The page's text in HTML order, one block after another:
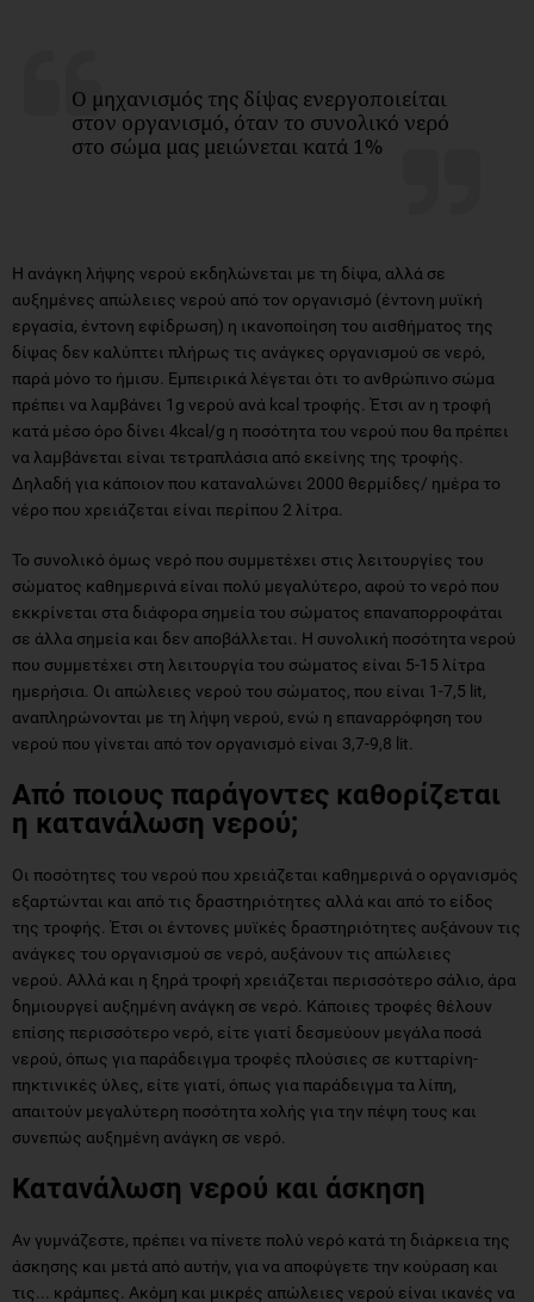
Ο μηχανισμός της δίψας ενεργοποιείται
στον οργανισμό, όταν το συνολικό νερό
στο σώμα μας μειώνεται κατά 1%
Η ανάγκη λήψης νερού εκδηλώνεται με τη δίψα, αλλά σε
αυξημένες απώλειες νερού από τον οργανισμό (έντονη μυϊκή
εργασία, έντονη εφίδρωση) η ικανοποίηση του αισθήματος της
δίψας δεν καλύπτει πλήρως τις ανάγκες οργανισμού σε νερό,
παρά μόνο το ήμισυ. Εμπειρικά λέγεται ότι το ανθρώπινο σώμα
πρέπει να λαμβάνει 1g νερού ανά kcal τροφής. Έτσι αν η τροφή
κατά μέσο όρο δίνει 4kcal/g η ποσότητα του νερού που θα πρέπει
να λαμβάνεται είναι τετραπλάσια από εκείνης της τροφής.
Δηλαδή για κάποιον που καταναλώνει 2000 θερμίδες/ ημέρα το
νέρο που χρειάζεται είναι περίπου 2 λίτρα.
Το συνολικό όμως νερό που συμμετέχει στις λειτουργίες του
σώματος καθημερινά είναι πολύ μεγαλύτερο, αφού το νερό που
εκκρίνεται στα διάφορα σημεία του σώματος επαναπορροφάται
σε άλλα σημεία και δεν αποβάλλεται. Η συνολική ποσότητα νερού
που συμμετέχει στη λειτουργία του σώματος είναι 5-15 λίτρα
ημερήσια. Οι απώλειες νερού του σώματος, που είναι 1-7,5 lit,
αναπληρώνονται με τη λήψη νερού, ενώ η επαναρρόφηση του
νερού που γίνεται από τον οργανισμό είναι 3,7-9,8 lit.
Από ποιους παράγοντες καθορίζεται
η κατανάλωση νερού;
Οι ποσότητες του νερού που χρειάζεται καθημερινά ο οργανισμός
εξαρτώνται και από τις δραστηριότητες αλλά και από το είδος
της τροφής. Έτσι οι έντονες μυϊκές δραστηριότητες αυξάνουν τις
ανάγκες του οργανισμού σε νερό, αυξάνουν τις απώλειες
νερού. Αλλά και η ξηρά τροφή χρειάζεται περισσότερο σάλιο, άρα
δημιουργεί αυξημένη ανάγκη σε νερό. Κάποιες τροφές θέλουν
επίσης περισσότερο νερό, είτε γιατί δεσμεύουν μεγάλα ποσά
νερού, όπως για παράδειγμα τροφές πλούσιες σε κυτταρίνη-
πηκτινικές ύλες, είτε γιατί, όπως για παράδειγμα τα λίπη,
απαιτούν μεγαλύτερη ποσότητα χολής για την πέψη τους και
συνεπώς αυξημένη ανάγκη σε νερό.
Κατανάλωση νερού και άσκηση
Αν γυμνάζεστε, πρέπει να πίνετε πολύ νερό κατά τη διάρκεια της
άσκησης και μετά από αυτήν, για να αποφύγετε την κούραση και
τις... κράμπες. Ακόμη και μικρές απώλειες νερού είναι ικανές να